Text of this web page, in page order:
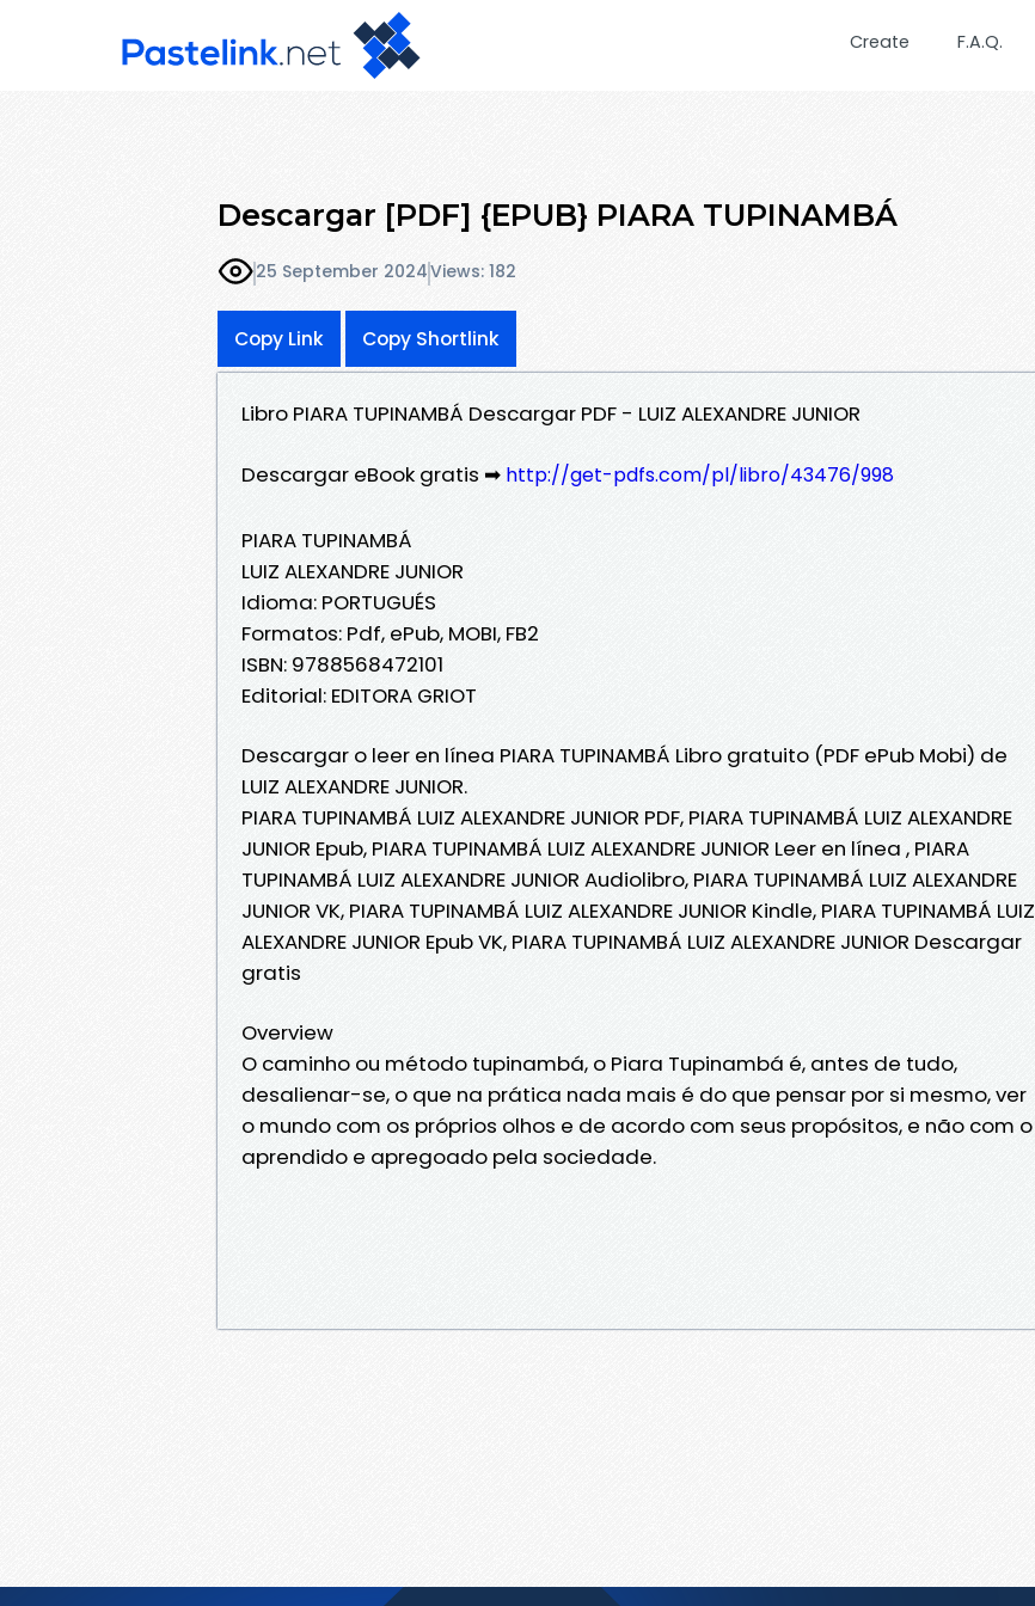
Create F.A.Q.
Descargar [PDF] {EPUB} PIARA TUPINAMBÁ
25 September 2024Views: 182
Copy Link Copy Shortlink
Libro PIARA TUPINAMBÁ Descargar PDF - LUIZ ALEXANDRE JUNIOR
Descargar eBook gratis ➡ http://get-pdfs.com/pl/libro/43476/998
PIARA TUPINAMBÁ
LUIZ ALEXANDRE JUNIOR
Idioma: PORTUGUÉS
Formatos: Pdf, ePub, MOBI, FB2
ISBN: 9788568472101
Editorial: EDITORA GRIOT
Descargar o leer en línea PIARA TUPINAMBÁ Libro gratuito (PDF ePub Mobi) de
LUIZ ALEXANDRE JUNIOR.
PIARA TUPINAMBÁ LUIZ ALEXANDRE JUNIOR PDF, PIARA TUPINAMBÁ LUIZ ALEXANDRE
JUNIOR Epub, PIARA TUPINAMBÁ LUIZ ALEXANDRE JUNIOR Leer en línea , PIARA
TUPINAMBÁ LUIZ ALEXANDRE JUNIOR Audiolibro, PIARA TUPINAMBÁ LUIZ ALEXANDRE
JUNIOR VK, PIARA TUPINAMBÁ LUIZ ALEXANDRE JUNIOR Kindle, PIARA TUPINAMBÁ LUIZ
ALEXANDRE JUNIOR Epub VK, PIARA TUPINAMBÁ LUIZ ALEXANDRE JUNIOR Descargar
gratis
Overview
O caminho ou método tupinambá, o Piara Tupinambá é, antes de tudo,
desalienar-se, o que na prática nada mais é do que pensar por si mesmo, ver
o mundo com os próprios olhos e de acordo com seus propósitos, e não com o
aprendido e apregoado pela sociedade.